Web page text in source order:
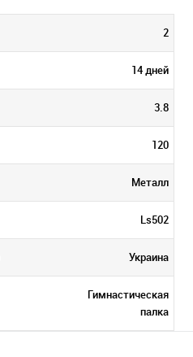
2
14 дней
3.8
120
Металл
Ls502
Украина
Гимнастическая
палка